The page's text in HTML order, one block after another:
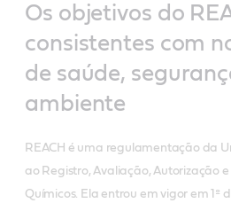
Os objetivos do
consistentes com
de saúde,
ambiente
REACH é uma regulamentação da
ao Registro, Avaliação, Autorização
Químicos. Ela entrou em vigor em 1º